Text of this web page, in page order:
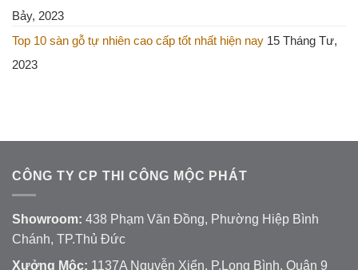
Bảy, 2023
Top 10 sàn gỗ tự nhiên cao cấp tốt nhất hiện nay 15 Tháng Tư,
2023
CÔNG TY CP THI CÔNG MỘC PHÁT
Showroom: 438 Phạm Văn Đồng, Phường Hiệp Bình
Chánh, TP.Thủ Đức
Xưởng Mộc: 1137A Nguyễn Xiển, P.Long Bình, Quận 9